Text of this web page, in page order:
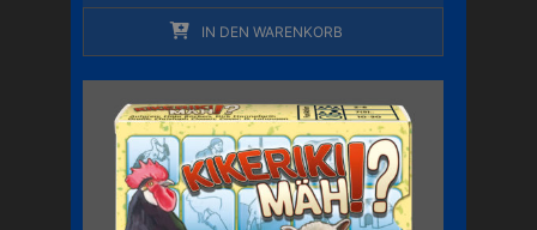
IN DEN WARENKORB